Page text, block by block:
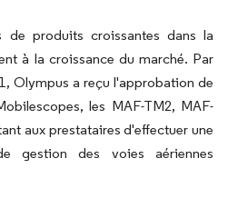
de produits croissantes dans la
à la croissance du marché. Par
Olympus a reçu l'approbation de
les MAF-TM2, MAF-
aux prestataires d'effectuer une
gestion des voies aériennes